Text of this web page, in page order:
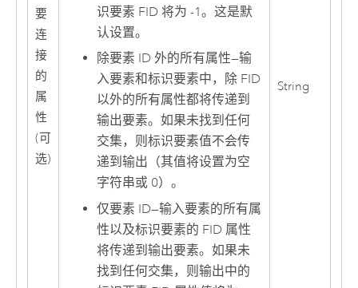
要
连
接
的
属
性
(可
选)
识要素 FID 将为 -1。这是默
认设置。
除要素 ID 外的所有属性—输
入要素和标识要素中，除 FID
以外的所有属性都将传递到
输出要素。如果未找到任何
交集，则标识要素值不会传
递到输出（其值将设置为空
字符串或 0）。
仅要素 ID—输入要素的所有属
性以及标识要素的 FID 属性
将传递到输出要素。如果未
找到任何交集，则输出中的
String